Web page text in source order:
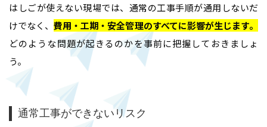
はしごが使えない現場では、通常の工事手順が通用しないだ
けでなく、費用・工期・安全管理のすべてに影響が生じます。
どのような問題が起きるのかを事前に把握しておきましょ
う。
通常工事ができないリスク